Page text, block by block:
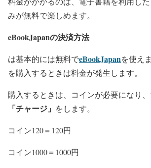
みが無料で楽しめます。
eBookJapanの決済方法
は基本的には無料でeBookJapanを使え
を購入するときは料金が発生します。
購入するときは、コインが必要になり、
「チャージ」 をします。
コイン120＝120円
コイン1000＝1000円